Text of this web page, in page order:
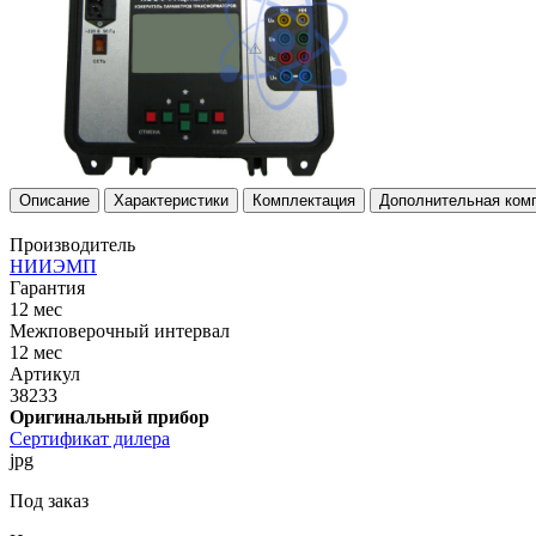
Описание Характеристики Комплектация Дополнительная
Производитель
НИИЭМП
Гарантия
12 мес
Межповерочный интервал
12 мес
Артикул
38233
Оригинальный прибор
Сертификат дилера
jpg
Под заказ